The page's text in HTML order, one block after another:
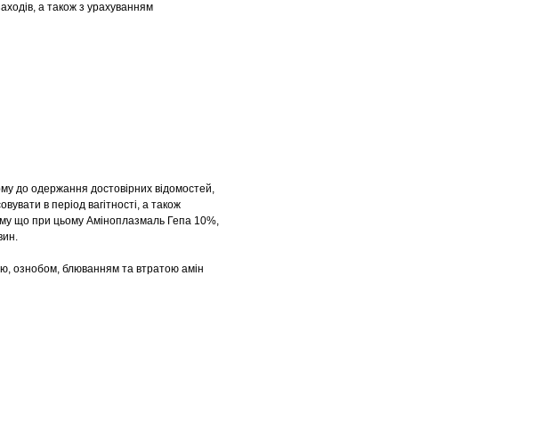
а також з урахуванням
до одержання достовірних відомостей,
в період вагітності, а також
що при цьому Аміноплазмаль Гепа 10%,
ознобом, блюванням та втратою амін